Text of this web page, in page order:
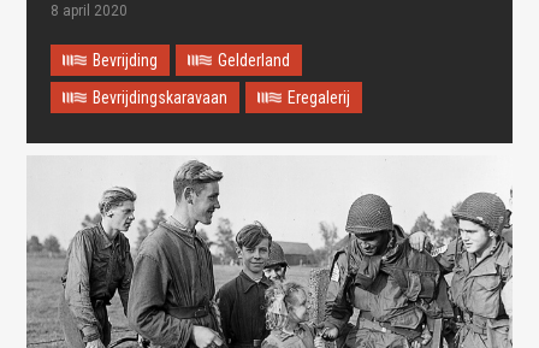
Oops! Something went
This page didn't load Google Maps correctly. See the
JavaScript console for technical details.
8 april 2020
Bevrijding
Gelderland
Bevrijdingskaravaan
Eregalerij